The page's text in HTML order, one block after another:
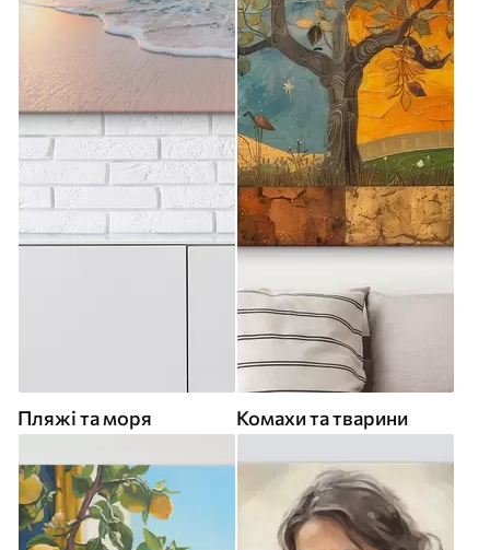
Пляжі та моря Комахи та тварини